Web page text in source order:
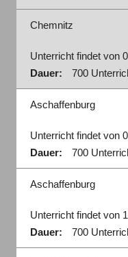
Aschaffenburg
Unterricht findet von
Dauer:
700
Aschaffenburg
Unterricht findet von
Dauer:
700
Chemnitz
Unterricht findet von
Dauer:
700